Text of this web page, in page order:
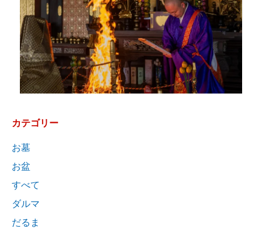
カテゴリー
お墓
お盆
すべて
ダルマ
だるま